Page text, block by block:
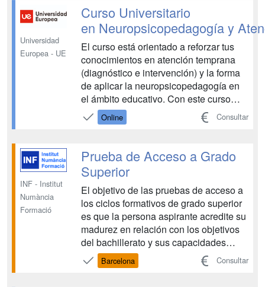
fundamental en las aulas de hoy en día.
Con este curso a...
Universidad
Europea - UE
Curso Universitario
en Neuropsicopedagogía y
El curso está orientado a reforzar tus
conocimientos en atención temprana
(diagnóstico e intervención) y la forma
de aplicar la neuropsicopedagogía en
el ámbito educativo. Con este curso
universitario te formarás en las claves
para poder atender una atención
también la importancia de la
neuropsicopedagogía...
Online Consultar
INF - Institut
Numància
Formació
Prueba de Acceso a Grado
Superior
El objetivo de las pruebas de acceso a
los ciclos formativos de grado superior
es que la persona aspirante acredite su
madurez en relación con los objetivos
del bachillerato y sus capacidades
referentes al campo profesional de que
se trate. La formación profesional es
Barcelona Consultar